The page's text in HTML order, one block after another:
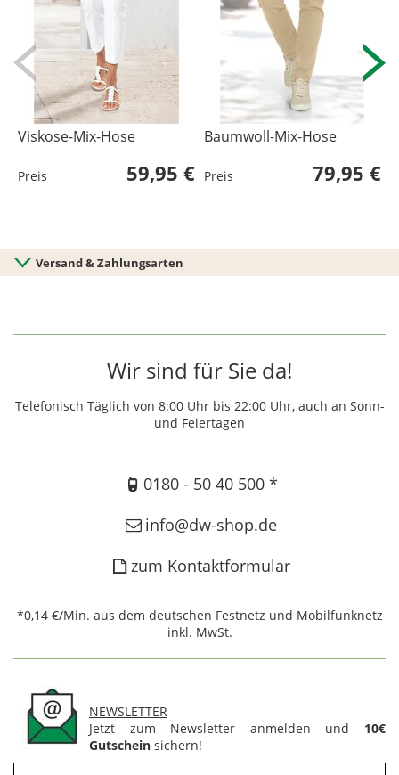
Viskose-Mix-Hose
Preis 59,95 €
Baumwoll-Mix-Hose
Preis 79,95 €
Versand & Zahlungsarten
Wir sind für Sie da!
Telefonisch Täglich von 8:00 Uhr bis 22:00 Uhr, auch an Sonn-
und Feiertagen
0180 - 50 40 500 *
info@dw-shop.de
zum Kontaktformular
*0,14 €/Min. aus dem deutschen Festnetz und Mobilfunknetz
inkl. MwSt.
NEWSLETTER
Jetzt zum Newsletter anmelden und 10€
Gutschein sichern!